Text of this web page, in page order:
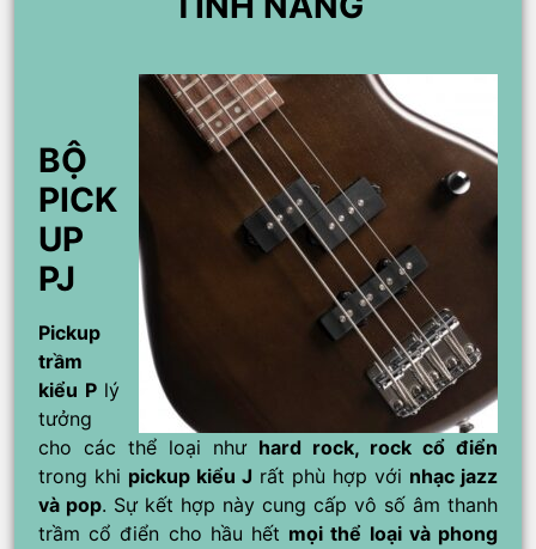
BỘ
PICK
UP
PJ
Pickup
trầm
kiểu Plý
tưởng
cho các thể loại như hard rock, rock cổ điển
trong khi pickup kiểu J rất phù hợp với nhạc jazz
và pop. Sự kết hợp này cung cấp vô số âm thanh
trầm cổ điển cho hầu hết mọi thể loại và phong